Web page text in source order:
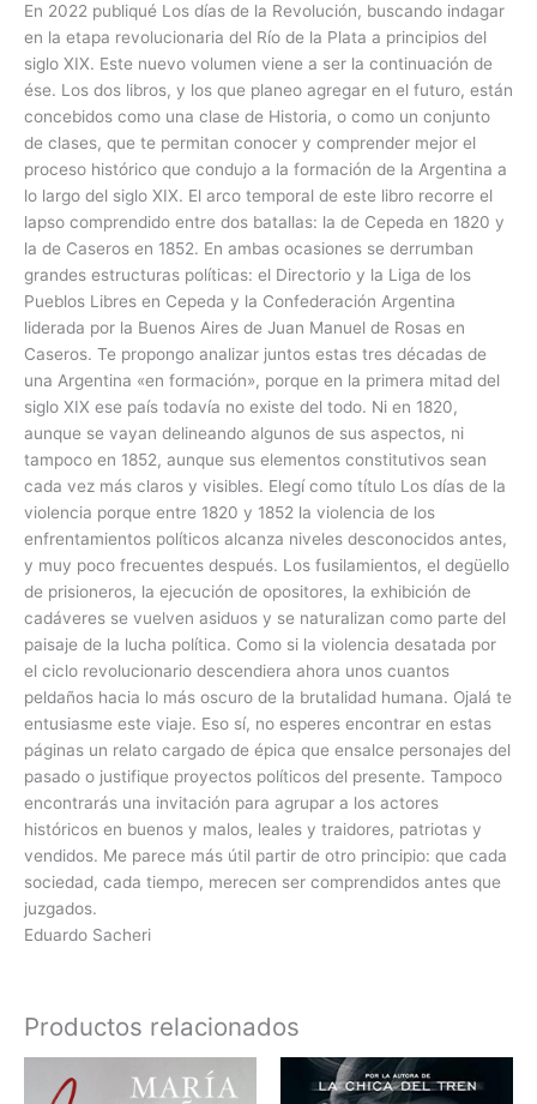
En 2022 publiqué Los días de la Revolución, buscando indagar
en la etapa revolucionaria del Río de la Plata a principios del
siglo XIX. Este nuevo volumen viene a ser la continuación de
ése. Los dos libros, y los que planeo agregar en el futuro, están
concebidos como una clase de Historia, o como un conjunto
de clases, que te permitan conocer y comprender mejor el
proceso histórico que condujo a la formación de la Argentina a
lo largo del siglo XIX. El arco temporal de este libro recorre el
lapso comprendido entre dos batallas: la de Cepeda en 1820 y
la de Caseros en 1852. En ambas ocasiones se derrumban
grandes estructuras políticas: el Directorio y la Liga de los
Pueblos Libres en Cepeda y la Confederación Argentina
liderada por la Buenos Aires de Juan Manuel de Rosas en
Caseros. Te propongo analizar juntos estas tres décadas de
una Argentina «en formación», porque en la primera mitad del
siglo XIX ese país todavía no existe del todo. Ni en 1820,
aunque se vayan delineando algunos de sus aspectos, ni
tampoco en 1852, aunque sus elementos constitutivos sean
cada vez más claros y visibles. Elegí como título Los días de la
violencia porque entre 1820 y 1852 la violencia de los
enfrentamientos políticos alcanza niveles desconocidos antes,
y muy poco frecuentes después. Los fusilamientos, el degüello
de prisioneros, la ejecución de opositores, la exhibición de
cadáveres se vuelven asiduos y se naturalizan como parte del
paisaje de la lucha política. Como si la violencia desatada por
el ciclo revolucionario descendiera ahora unos cuantos
peldaños hacia lo más oscuro de la brutalidad humana. Ojalá te
entusiasme este viaje. Eso sí, no esperes encontrar en estas
páginas un relato cargado de épica que ensalce personajes del
pasado o justifique proyectos políticos del presente. Tampoco
encontrarás una invitación para agrupar a los actores
históricos en buenos y malos, leales y traidores, patriotas y
vendidos. Me parece más útil partir de otro principio: que cada
sociedad, cada tiempo, merecen ser comprendidos antes que
juzgados.
Eduardo Sacheri
Productos relacionados